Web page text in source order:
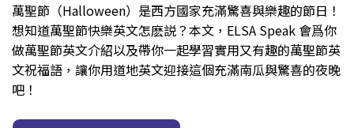
萬聖節（Halloween）是西方國家充滿驚喜與樂趣的節日！
想知道萬聖節快樂英文怎麽説？本文，ELSA Speak 會爲你
做萬聖節英文介紹以及帶你一起學習實用又有趣的萬聖節英
文祝福語，讓你用道地英文迎接這個充滿南瓜與驚喜的夜晚
吧！